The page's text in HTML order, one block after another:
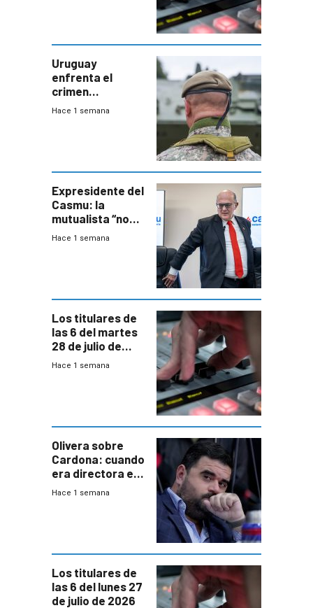
Uruguay
enfrenta el
crimen
organizado con
seguridad
Hace 1 semana
Expresidente del
Casmu: la
mutualista “no
está para pagar”
Hace 1 semana
Los titulares de
las 6 del martes
28 de julio de
2026
Hace 1 semana
Olivera sobre
Cardona: cuando
era directora en
UTE “no era muy
Hace 1 semana
Los titulares de
las 6 del lunes 27
de julio de 2026